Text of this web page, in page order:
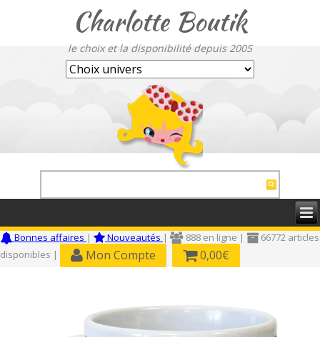
Charlotte Boutik
le choix et la disponibilité depuis 2005
Bonnes affaires | Nouveautés | 888 en ligne |
66772 articles
disponibles |
Mon Compte 0,00€